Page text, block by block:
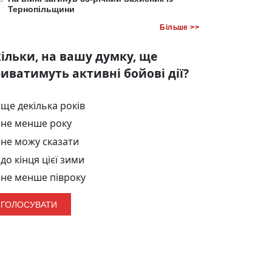
Тернопільщини
Більше >>
на вашу думку, ще
активні бойові дії?
ще декілька років
не менше року
не можу сказати
до кінця цієї зими
не менше півроку